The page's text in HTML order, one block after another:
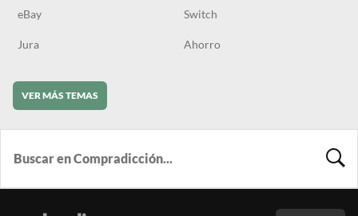
eBay Switch
Jura Ahorro
VER MÁS TEMAS